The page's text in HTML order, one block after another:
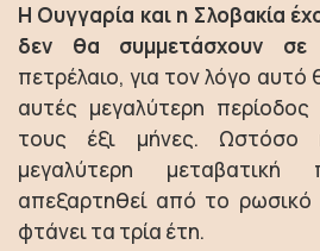
Η Ουγγαρία και η Σλοβακία
δεν θα συμμετάσχουν σε
πετρέλαιο, για τον λόγο αυτό
αυτές μεγαλύτερη
τους έξι μήνες. Ωστόσο
μεγαλύτερη
απεξαρτηθεί από το ρωσικό
φτάνει τα τρία έτη.